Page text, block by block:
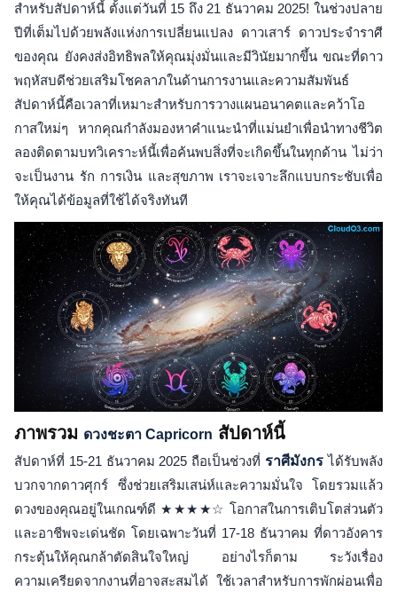
สำหรับสัปดาห์นี้ ตั้งแต่วันที่ 15 ถึง 21 ธันวาคม 2025! ในช่วงปลาย
ปีที่เต็มไปด้วยพลังแห่งการเปลี่ยนแปลง ดาวเสาร์ ดาวประจำราศี
ของคุณ ยังคงส่งอิทธิพลให้คุณมุ่งมั่นและมีวินัยมากขึ้น ขณะที่ดาว
พฤหัสบดีช่วยเสริมโชคลาภในด้านการงานและความสัมพันธ์
สัปดาห์นี้คือเวลาที่เหมาะสำหรับการวางแผนอนาคตและคว้าโอ
กาสใหม่ๆ หากคุณกำลังมองหาคำแนะนำที่แม่นยำเพื่อนำทางชีวิต
ลองติดตามบทวิเคราะห์นี้เพื่อค้นพบสิ่งที่จะเกิดขึ้นในทุกด้าน ไม่ว่า
จะเป็นงาน รัก การเงิน และสุขภาพ เราจะเจาะลึกแบบกระชับเพื่อ
ให้คุณได้ข้อมูลที่ใช้ได้จริงทันที
ภาพรวม ดวงชะตา Capricorn สัปดาห์นี้
สัปดาห์ที่ 15-21 ธันวาคม 2025 ถือเป็นช่วงที่ ราศีมังกร ได้รับพลัง
บวกจากดาวศุกร์ ซึ่งช่วยเสริมเสน่ห์และความมั่นใจ โดยรวมแล้ว
ดวงของคุณอยู่ในเกณฑ์ดี ★★★★☆ โอกาสในการเติบโตส่วนตัว
และอาชีพจะเด่นชัด โดยเฉพาะวันที่ 17-18 ธันวาคม ที่ดาวอังคาร
กระตุ้นให้คุณกล้าตัดสินใจใหญ่ อย่างไรก็ตาม ระวังเรื่อง
ความเครียดจากงานที่อาจสะสมได้ ใช้เวลาสำหรับการพักผ่อนเพื่อ